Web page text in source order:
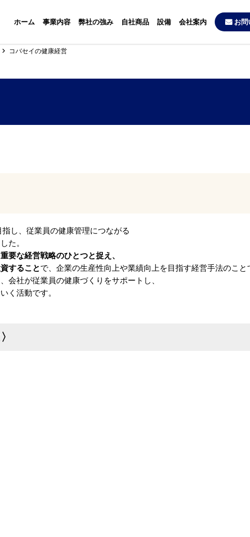
ホーム 事業内容 弊社の強み 自社商品 設備 会社案内 お問
コバセイの健康経営
指し、従業員の健康管理につながる
た。
要な経営戦略のひとつと捉え、
することで、企業の生産性向上や業績向上を目指す経営手法のこと
会社が従業員の健康づくりをサポートし、
く活動です。